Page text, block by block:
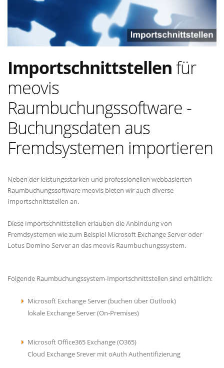
Importschnittstellenfür
meovis
Raumbuchungssoftware -
Buchungsdaten aus
Fremdsystemen importieren
Neben der leistungsstarken und professionellen webbasierten
Raumbuchungssoftware meovis bieten wir auch diverse
Importschnittstellen an.
Diese Importschnittstellen erlauben die Anbindung von
Fremdsystemen wie zum Beispiel Microsoft Exchange Server oder
Lotus Domino Server an das meovis Raumbuchungssystem.
Folgende Raumbuchungssystem-Importschnittstellen sind erhältlich:
Microsoft Exchange Server (buchen über Outlook)
lokale Exchange Server (On-Premises)
Microsoft Office365 Exchange (O365)
Cloud Exchange Srever mit oAuth Authentifizierung